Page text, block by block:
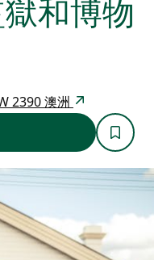
和博物
2390 澳洲